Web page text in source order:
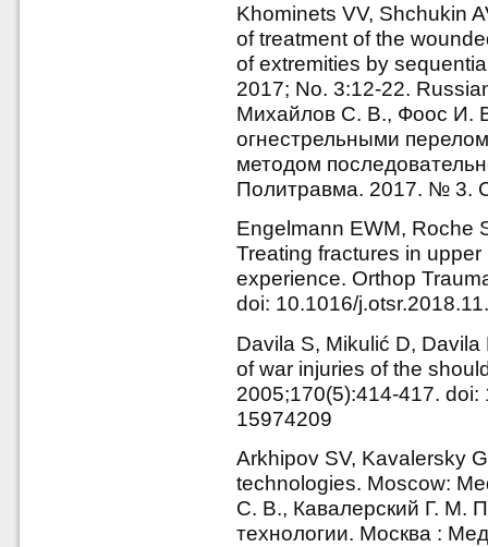
Khominets VV, Shchukin
of treatment of the
of extremities by
2017; No. 3:12-22.
Михайлов С. В., Фоос И.
огнестрельными
методом
Политравма. 2017. № 3.
Engelmann EWM, Roche
Treating fractures in
experience. Orthop
doi: 10.1016/
Davila S, Mikulić D,
of war injuries of the
2005;170(5):414-417.
15974209
Arkhipov SV, Kavalersky
technologies. Moscow:
С. В., Кавалерский Г. М.
технологии. Москва :